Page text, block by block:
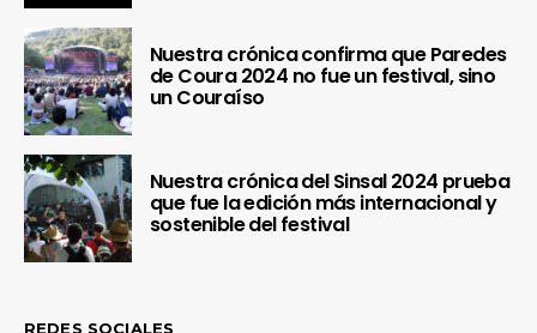
Nuestra crónica confirma que Paredes
de Coura 2024 no fue un festival, sino
un Couraíso
Nuestra crónica del Sinsal 2024 prueba
que fue la edición más internacional y
sostenible del festival
REDES SOCIALES